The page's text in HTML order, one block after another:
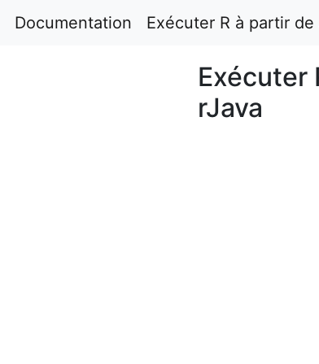
Documentation Exécuter R à partir
Exécuter
rJava